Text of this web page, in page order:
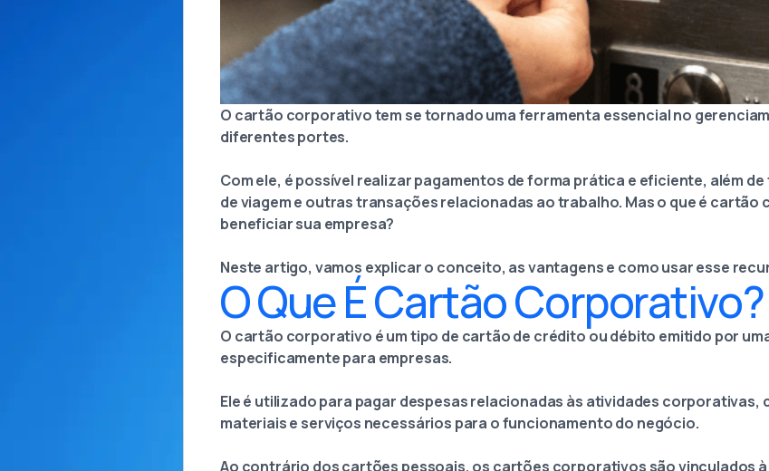
O cartão corporativo tem se tornado uma ferramenta essencial no
diferentes portes.
Com ele, é possível realizar pagamentos de forma prática e eficiente, além
de viagem e outras transações relacionadas ao trabalho. Mas o que é
beneficiar sua empresa?
Neste artigo, vamos explicar o conceito, as vantagens e como usar esse
O Que É Cartão Corporativo?
O cartão corporativo é um tipo de cartão de crédito ou débito emitido por
especificamente para empresas.
Ele é utilizado para pagar despesas relacionadas às atividades corporativas,
materiais e serviços necessários para o funcionamento do negócio.
Ao contrário dos cartões pessoais, os cartões corporativos são vinculados à